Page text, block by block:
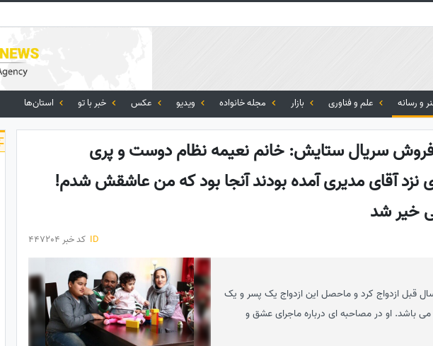
و رسانه علم و فناوری بازار مجله خانواده ویدیو عکس خبر با تو استان‌ها
فروش سریال ستایش: خانم نعیمه نظام دوست و پری
نزد آقای مدیری آمده بودند آنجا بود که من عاشقش شدم!
خیر شد
ID کد خبر 447204
قبل ازدواج کرد و ماحصل این ازدواج یک پسر و یک
باشد. او در مصاحبه ای درباره ماجرای عشق و